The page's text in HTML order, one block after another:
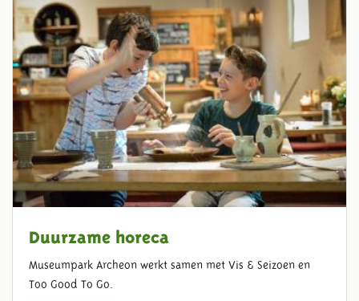
Duurzame horeca
Museumpark Archeon werkt samen met Vis & Seizoen en
Too Good To Go.